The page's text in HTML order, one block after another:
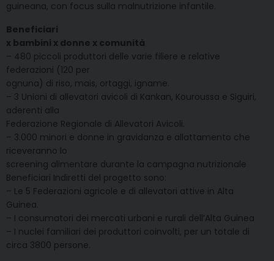
guineana, con focus sulla malnutrizione infantile.
Beneficiari
x bambini x donne x comunità
– 480 piccoli produttori delle varie filiere e relative
federazioni (120 per
ognuna) di riso, mais, ortaggi, igname.
– 3 Unioni di allevatori avicoli di Kankan, Kouroussa e Siguiri,
aderenti alla
Federazione Regionale di Allevatori Avicoli.
– 3.000 minori e donne in gravidanza e allattamento che
riceveranno lo
screening alimentare durante la campagna nutrizionale
Beneficiari Indiretti del progetto sono:
– Le 5 Federazioni agricole e di allevatori attive in Alta
Guinea.
– I consumatori dei mercati urbani e rurali dell’Alta Guinea
– I nuclei familiari dei produttori coinvolti, per un totale di
circa 3800 persone.